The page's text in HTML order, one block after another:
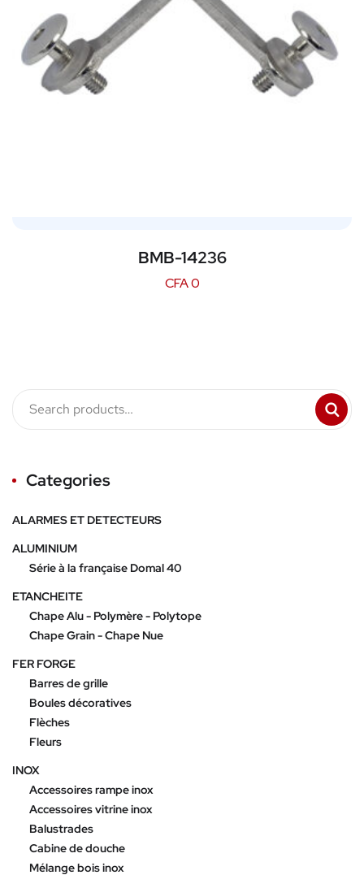
BMB-14236
CFA0
Categories
ALARMES ET DETECTEURS
ALUMINIUM
Série à la française Domal 40
ETANCHEITE
Chape Alu - Polymère - Polytope
Chape Grain - Chape Nue
FER FORGE
Barres de grille
Boules décoratives
Flèches
Fleurs
INOX
Accessoires rampe inox
Accessoires vitrine inox
Balustrades
Cabine de douche
Mélange bois inox